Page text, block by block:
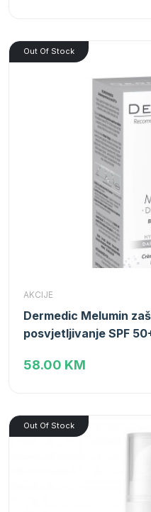
Out Of Stock
AKCIJE
Dermedic Melumin
posvjetljivanje SPF
58.00 KM
Out Of Stock